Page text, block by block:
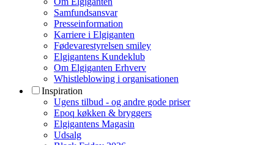
Samfundsansvar
Presseinformation
Karriere i Elgiganten
Fødevarestyrelsen smiley
Elgigantens Kundeklub
Om Elgiganten Erhverv
Whistleblowing i organisationen
Inspiration
Ugens tilbud - og andre gode priser
Epoq køkken & bryggers
Elgigantens Magasin
Udsalg